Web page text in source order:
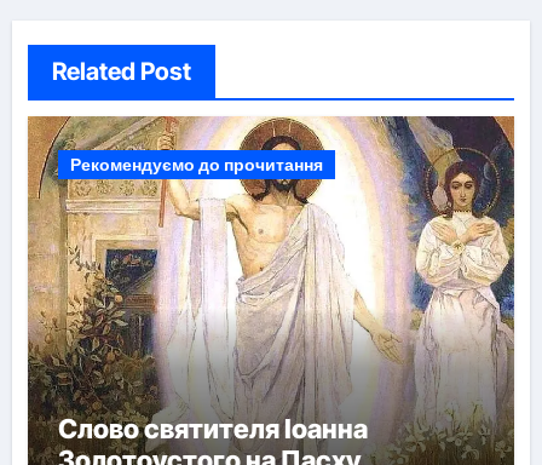
Related Post
Рекомендуємо до прочитання
Слово святителя Іоанна